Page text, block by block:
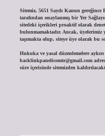
Sitemiz, 5651 Sayılı Kanun
tarafından onaylanmış bir Yer
sitedeki içerikleri proaktif olarak
bulunmamaktadır. Ancak, üyelerimiz
taşımakta olup, siteye üye olarak bu
Hukuka ve yasal düzenlemelere
backlinkpanelicomtr@gmail.com
süre içerisinde sitemizden